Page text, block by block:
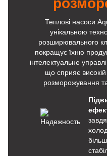
Теплові насоси
унікальною
розширювального
покращує їхню
інтелектуальне
що сприяє
розморожування